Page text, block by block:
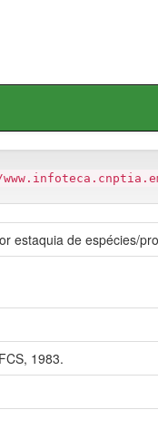
estaquia de espécies/
1983.